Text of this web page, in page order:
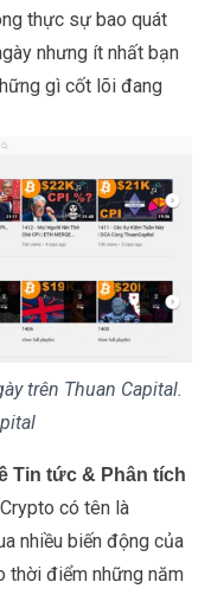
thực sự bao quát
nhưng ít nhất bạn
gì cốt lõi đang
trên Thuan Capital.
Tin tức & Phân tích
có tên là
nhiều biến động của
thời điểm những năm